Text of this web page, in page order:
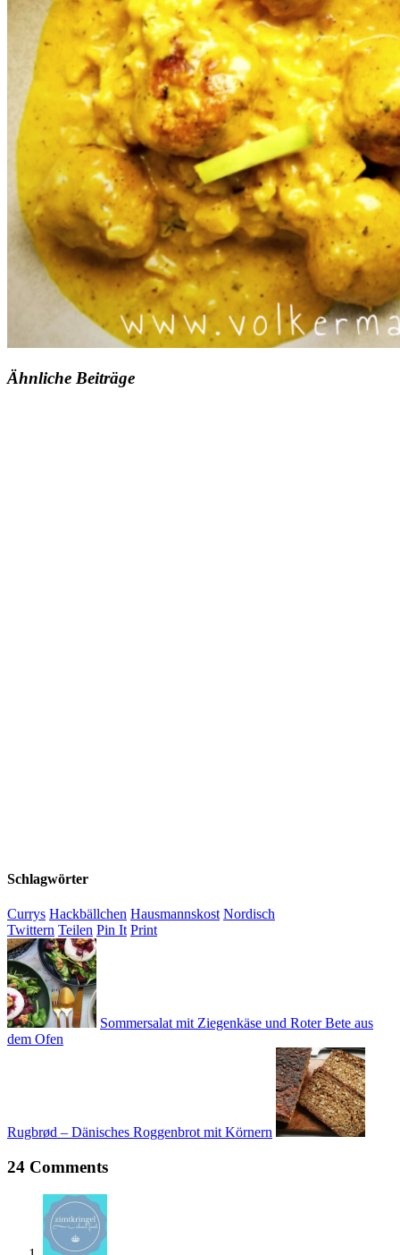
Ähnliche Beiträge
Schlagwörter
Currys Hackbällchen Hausmannskost Nordisch
Twittern Teilen Pin It Print
Sommersalat mit Ziegenkäse und Roter Bete aus
dem Ofen
Rugbrød – Dänisches Roggenbrot mit Körnern
24 Comments